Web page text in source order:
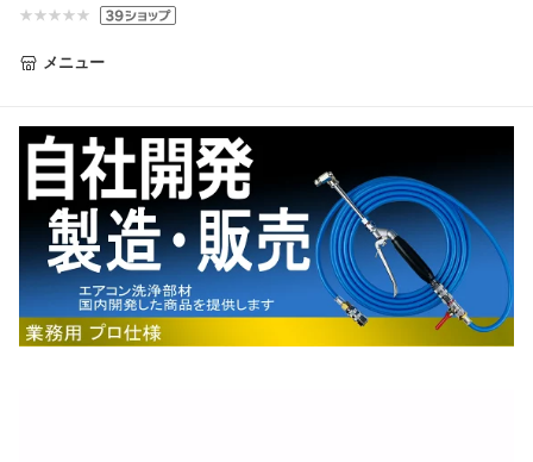
メニュー